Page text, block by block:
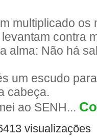
multiplicado os
contra
alma: Não há
um escudo
cabeça.
ao SENH...
visualizações